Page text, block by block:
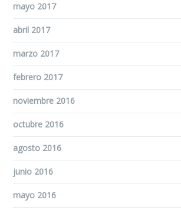
mayo 2017
abril 2017
marzo 2017
febrero 2017
noviembre 2016
octubre 2016
agosto 2016
junio 2016
mayo 2016